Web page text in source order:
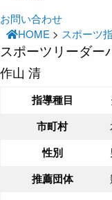
お問い合わせ
HOME > スポーツ
スポーツリーダー
作山 清
指導種目
市町村
性別
推薦団体